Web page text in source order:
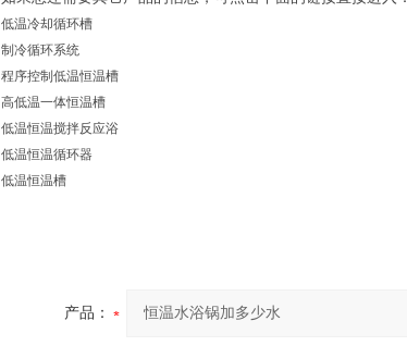
低温冷却循环槽
制冷循环系统
程序控制低温恒温槽
高低温一体恒温槽
低温恒温搅拌反应浴
低温恒温循环器
低温恒温槽
产品：